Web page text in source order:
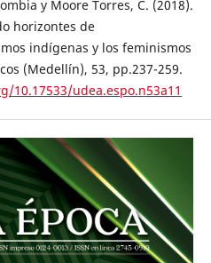
y Moore Torres, C. (2018).
horizontes de
indígenas y los feminismos
(Medellín), 53, pp.237-259.
10.17533/udea.espo.n53a11